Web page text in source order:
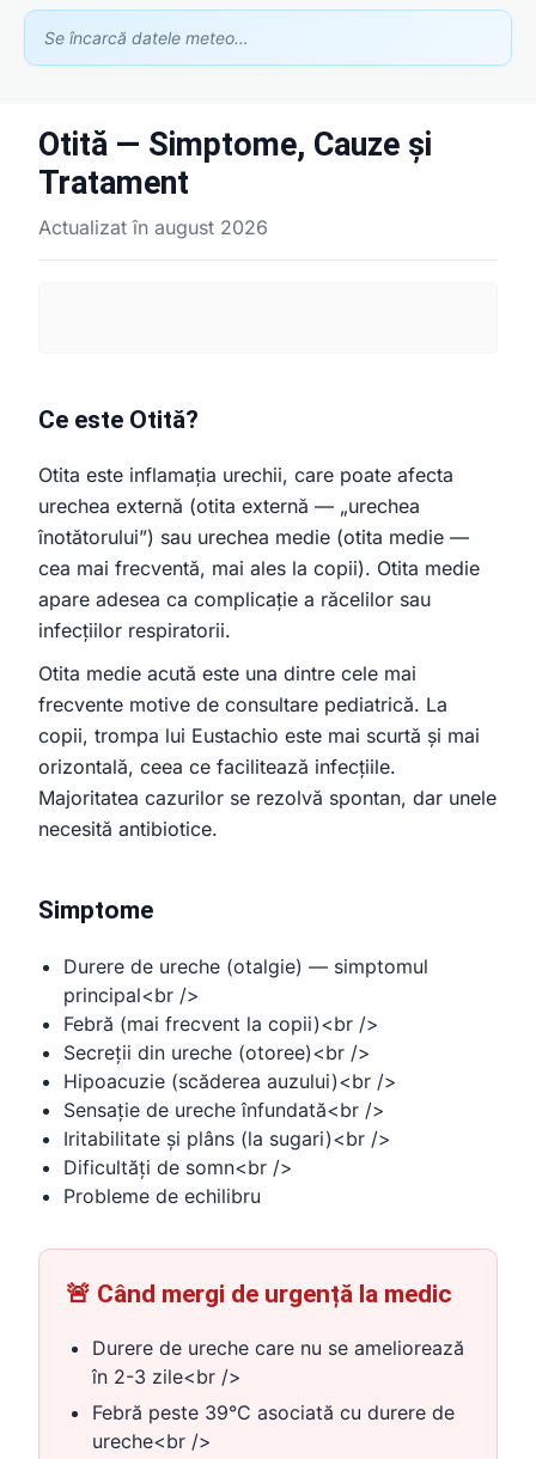
Se încarcă datele meteo…
Otită — Simptome, Cauze și
Tratament
Actualizat în august 2026
Ce este Otită?
Otita este inflamația urechii, care poate afecta
urechea externă (otita externă — „urechea
înotătorului”) sau urechea medie (otita medie —
cea mai frecventă, mai ales la copii). Otita medie
apare adesea ca complicație a răcelilor sau
infecțiilor respiratorii.
Otita medie acută este una dintre cele mai
frecvente motive de consultare pediatrică. La
copii, trompa lui Eustachio este mai scurtă și mai
orizontală, ceea ce facilitează infecțiile.
Majoritatea cazurilor se rezolvă spontan, dar unele
necesită antibiotice.
Simptome
Durere de ureche (otalgie) — simptomul
principal<br />
Febră (mai frecvent la copii)<br />
Secreții din ureche (otoree)<br />
Hipoacuzie (scăderea auzului)<br />
Sensație de ureche înfundată<br />
Iritabilitate și plâns (la sugari)<br />
Dificultăți de somn<br />
Probleme de echilibru
🚨 Când mergi de urgență la medic
Durere de ureche care nu se ameliorează
în 2-3 zile<br />
Febră peste 39°C asociată cu durere de
ureche<br />
Asistent GhidClinic
Vă ajutăm să găsiți medicul sau clinica potrivită
Toate
Încercați:
mă doare burta, ce medic îmi recomandați?
clinică stomatologie pentru copii